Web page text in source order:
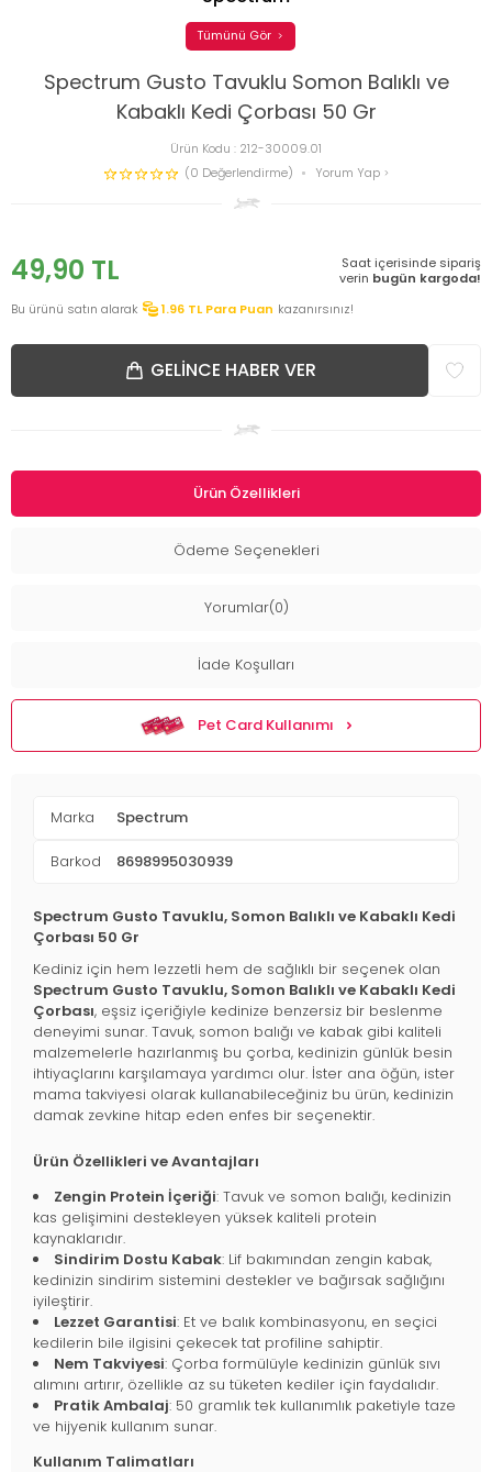
Spectrum Gusto Tavuklu Somon Balıklı ve
Kabaklı Kedi Çorbası 50 Gr
Ürün Kodu : 212-30009.01
(0 Değerlendirme)
Yorum Yap
Tümünü Gör
49,90 TL
Saat içerisinde sipariş
verin bugün kargoda!
Bu ürünü satın alarak
1.96 TL Para Puan kazanırsınız!
GELINCE HABER VER
Ürün Özellikleri
Ödeme Seçenekleri
Yorumlar(0)
İade Koşulları
Pet Card Kullanımı
Marka Spectrum
Barkod 8698995030939
Spectrum Gusto Tavuklu, Somon Balıklı ve Kabaklı Kedi
Çorbası 50 Gr
Kediniz için hem lezzetli hem de sağlıklı bir seçenek olan
Spectrum Gusto Tavuklu, Somon Balıklı ve Kabaklı Kedi
Çorbası, eşsiz içeriğiyle kedinize benzersiz bir beslenme
deneyimi sunar. Tavuk, somon balığı ve kabak gibi kaliteli
malzemelerle hazırlanmış bu çorba, kedinizin günlük besin
ihtiyaçlarını karşılamaya yardımcı olur. İster ana öğün, ister
mama takviyesi olarak kullanabileceğiniz bu ürün, kedinizin
damak zevkine hitap eden enfes bir seçenektir.
Ürün Özellikleri ve Avantajları
Zengin Protein İçeriği: Tavuk ve somon balığı, kedinizin
kas gelişimini destekleyen yüksek kaliteli protein
kaynaklarıdır.
Sindirim Dostu Kabak: Lif bakımından zengin kabak,
kedinizin sindirim sistemini destekler ve bağırsak sağlığını
iyileştirir.
Lezzet Garantisi: Et ve balık kombinasyonu, en seçici
kedilerin bile ilgisini çekecek tat profiline sahiptir.
Nem Takviyesi: Çorba formülüyle kedinizin günlük sıvı
alımını artırır, özellikle az su tüketen kediler için faydalıdır.
Pratik Ambalaj: 50 gramlık tek kullanımlık paketiyle taze
ve hijyenik kullanım sunar.
Kullanım Talimatları